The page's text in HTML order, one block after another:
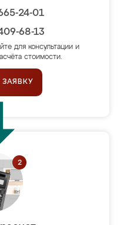
24-01
68-13
для консультации и
стоимости.